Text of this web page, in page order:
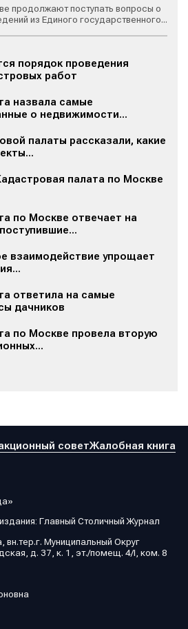
продолжают поступать вопросы о
из Единого государственного...
порядок проведения
работ
назвала самые
о недвижимости...
палаты рассказали, какие
палата по Москве
по Москве отвечает на
взаимодействие упрощает
ответила на самые
дачников
по Москве провела вторую
советЖалобная книга
Главный Столичный Журнал
Муниципальный Округ
д. 37, к. 1, эт./помещ. 4/I, ком. 8